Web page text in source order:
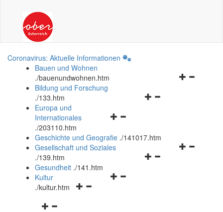
Coronavirus: Aktuelle Informationen
Bauen und Wohnen
./bauenundwohnen.htm
Navigationsmenü
Bildung und Forschung
./133.htm
Navigationsmenü
und
schließen
Europa und
Internationales
./203110.htm
Geschichte und Geografie ./141017.htm
Navigationsmenü
Gesellschaft und Soziales
./139.htm
Navigationsmenü
Gesundheit ./141.htm
Navigationsmenü
Kultur
./kultur.htm
Navigationsmenü